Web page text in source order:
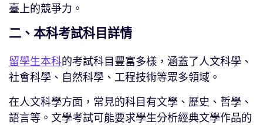
臺上的競爭力。
二、本科考試科目詳情
留學生本科的考試科目豐富多樣，涵蓋了人文科學、
社會科學、自然科學、工程技術等眾多領域。
在人文科學方面，常見的科目有文學、歷史、哲學、
語言等。文學考試可能要求學生分析經典文學作品的